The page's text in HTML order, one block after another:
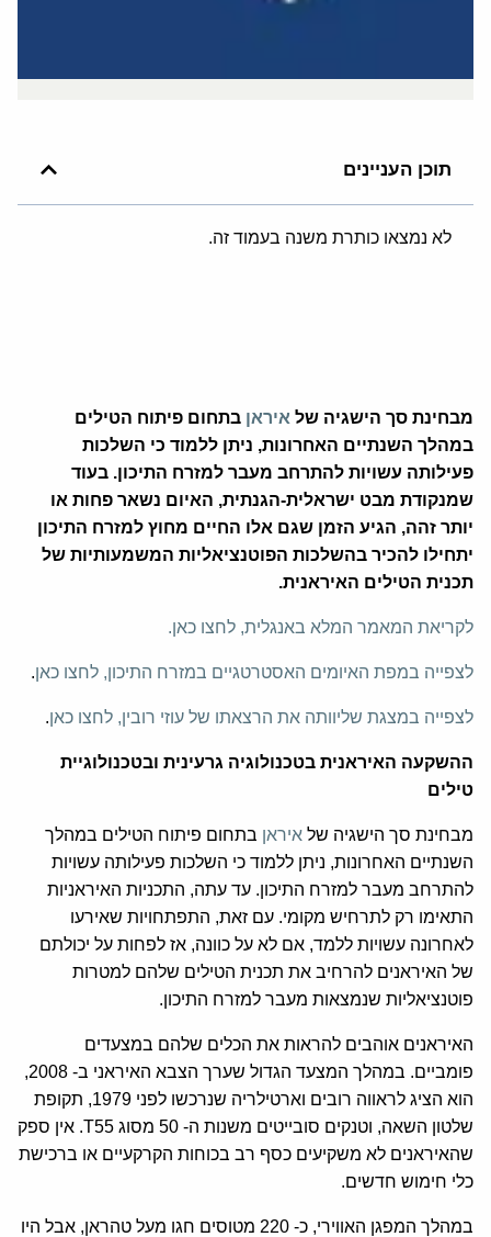
תוכן העניינים
לא נמצאו כותרת משנה בעמוד זה.
מבחינת סך הישגיה של איראן בתחום פיתוח הטילים
במהלך השנתיים האחרונות, ניתן ללמוד כי השלכות
פעילותה עשויות להתרחב מעבר למזרח התיכון. בעוד
שמנקודת מבט ישראלית-הגנתית, האיום נשאר פחות או
יותר זהה, הגיע הזמן שגם אלו החיים מחוץ למזרח התיכון
יתחילו להכיר בהשלכות הפוטנציאליות המשמעותיות של
תכנית הטילים האיראנית.
לקריאת המאמר המלא באנגלית, לחצו כאן.
לצפייה במפת האיומים האסטרטגיים במזרח התיכון, לחצו כאן.
לצפייה במצגת שליוותה את הרצאתו של עוזי רובין, לחצו כאן.
ההשקעה האיראנית בטכנולוגיה גרעינית ובטכנולוגיית
טילים
מבחינת סך הישגיה של איראן בתחום פיתוח הטילים במהלך
השנתיים האחרונות, ניתן ללמוד כי השלכות פעילותה עשויות
להתרחב מעבר למזרח התיכון. עד עתה, התכניות האיראניות
התאימו רק לתרחיש מקומי. עם זאת, התפתחויות שאירעו
לאחרונה עשויות ללמד, אם לא על כוונה, אז לפחות על יכולתם
של האיראנים להרחיב את תכנית הטילים שלהם למטרות
פוטנציאליות שנמצאות מעבר למזרח התיכון.
האיראנים אוהבים להראות את הכלים שלהם במצעדים
פומביים. במהלך המצעד הגדול שערך הצבא האיראני ב- 2008,
הוא הציג לראווה רובים וארטילריה שנרכשו לפני 1979, תקופת
שלטון השאה, וטנקים סובייטים משנות ה- 50 מסוג T55. אין ספק
שהאיראנים לא משקיעים כסף רב בכוחות הקרקעיים או ברכישת
כלי חימוש חדשים.
במהלך המפגן האווירי, כ- 220 מטוסים חגו מעל טהראן, אבל היו